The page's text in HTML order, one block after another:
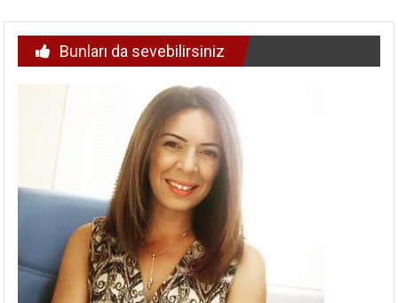
Bunları da sevebilirsiniz